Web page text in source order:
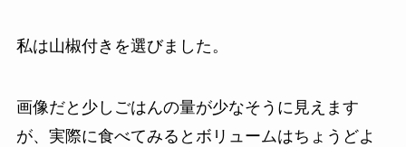
私は山椒付きを選びました。
画像だと少しごはんの量が少なそうに見えます
が、実際に食べてみるとボリュームはちょうどよ